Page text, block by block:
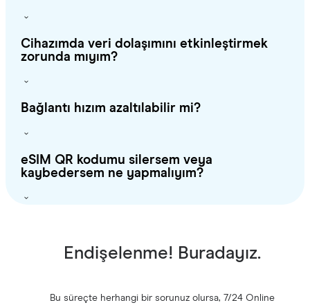
Cihazımda veri dolaşımını etkinleştirmek
zorunda mıyım?
Bağlantı hızım azaltılabilir mi?
eSIM QR kodumu silersem veya
kaybedersem ne yapmalıyım?
Endişelenme! Buradayız.
Bu süreçte herhangi bir sorunuz olursa, 7/24 Online